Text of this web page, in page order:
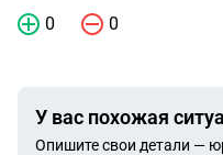
0 0
У вас похожая
Опишите свои детали —